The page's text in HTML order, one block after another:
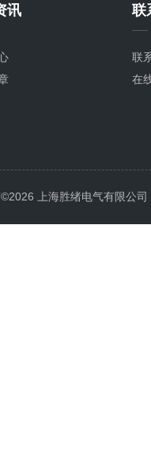
讯 联
联
在
©2026 上海胜绪电气有限公